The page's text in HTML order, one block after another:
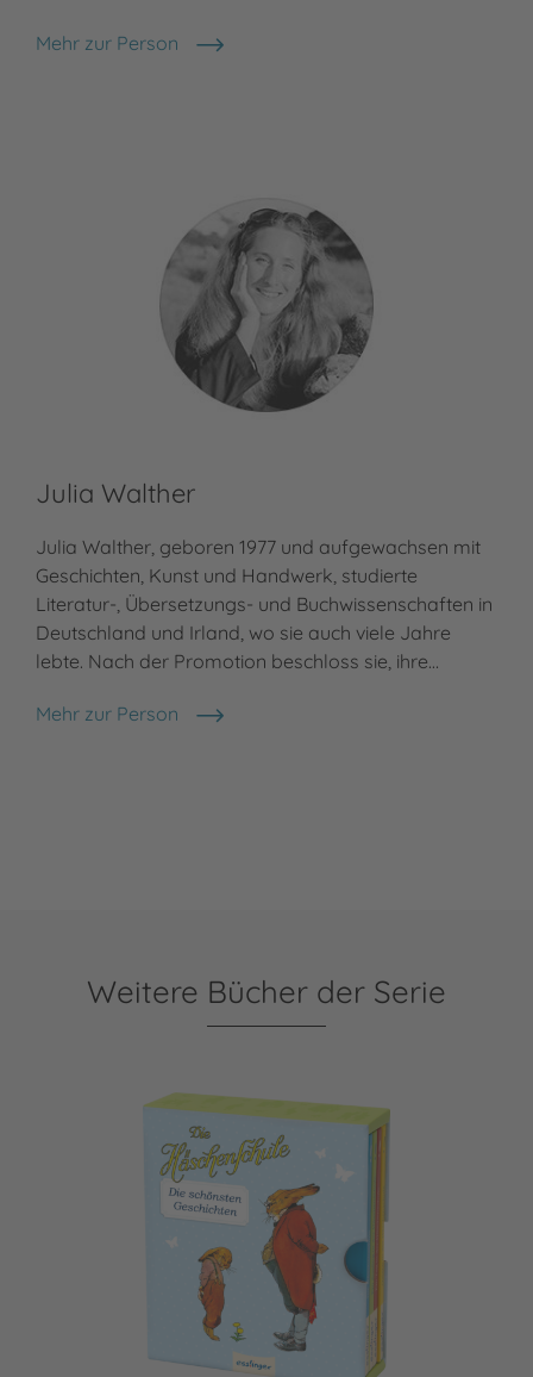
Mehr zur Person
Albert Sixtus
Julia Walther
Julia Walther, geboren 1977 und aufgewachsen mit
Geschichten, Kunst und Handwerk, studierte
Literatur-, Übersetzungs- und Buchwissenschaften in
Deutschland und Irland, wo sie auch viele Jahre
lebte. Nach der Promotion beschloss sie, ihre…
Mehr zur Person
Julia Walther
Weitere Bücher der Serie